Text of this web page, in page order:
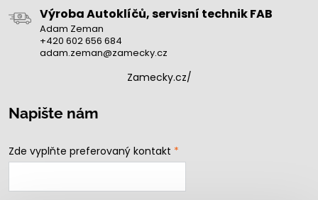
Výroba Autoklíčů, servisní technik FAB
Adam Zeman
+420 602 656 684
adam.zeman@zamecky.cz
Zamecky.cz/
Napište nám
Zde vyplňte preferovaný kontakt *